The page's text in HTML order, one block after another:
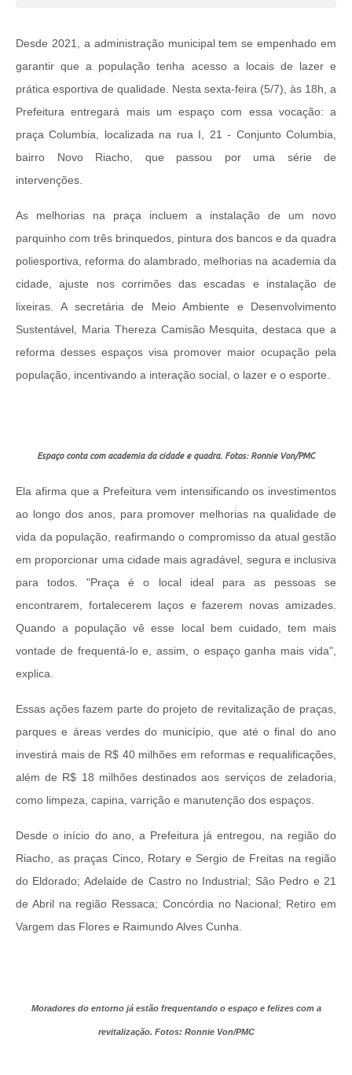
Desde 2021, a administração municipal tem se empenhado em
garantir que a população tenha acesso a locais de lazer e
prática esportiva de qualidade. Nesta sexta-feira (5/7), às 18h, a
Prefeitura entregará mais um espaço com essa vocação: a
praça Columbia, localizada na rua I, 21 - Conjunto Columbia,
bairro Novo Riacho, que passou por uma série de
intervenções.
As melhorias na praça incluem a instalação de um novo
parquinho com três brinquedos, pintura dos bancos e da quadra
poliesportiva, reforma do alambrado, melhorias na academia da
cidade, ajuste nos corrimões das escadas e instalação de
lixeiras.A secretária de Meio Ambiente e Desenvolvimento
Sustentável, Maria Thereza Camisão Mesquita, destaca que a
reforma desses espaços visa promover maior ocupação pela
população, incentivando a interação social, o lazer e o esporte.
Espaço conta com academia da cidade e quadra. Fotos: Ronnie Von/PMC
Ela afirma que a Prefeitura vem intensificando os investimentos
ao longo dos anos, para promover melhorias na qualidade de
vida da população, reafirmando o compromisso da atual gestão
em proporcionar uma cidade mais agradável, segura e inclusiva
para todos."Praça é o local ideal para as pessoas se
encontrarem, fortalecerem laços e fazerem novas amizades.
Quando a população vê esse local bem cuidado, tem mais
vontade de frequentá-lo e, assim, o espaço ganha mais vida",
explica.
Essas ações fazem parte do projeto de revitalização de praças,
parques e áreas verdes do município, que até o final do ano
investirá mais de R$ 40 milhões em reformas e requalificações,
além de R$ 18 milhões destinados aos serviços de zeladoria,
como limpeza, capina, varrição e manutenção dos espaços.
Desde o início do ano, a Prefeitura já entregou, na região do
Riacho, as praças Cinco, Rotary e Sergio de Freitas na região
do Eldorado; Adelaide de Castro no Industrial; São Pedro e 21
de Abril na região Ressaca; Concórdia no Nacional; Retiro em
Vargem das Flores e Raimundo Alves Cunha.
Moradores do entorno já estão frequentando o espaço e felizes com a
revitalização. Fotos: Ronnie Von/PMC